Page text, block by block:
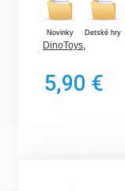
Novinky Detské hry
DinoToys
5,90 €